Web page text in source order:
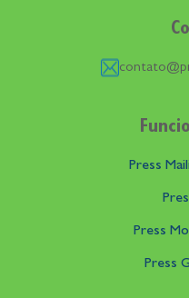
Press
Press
Press